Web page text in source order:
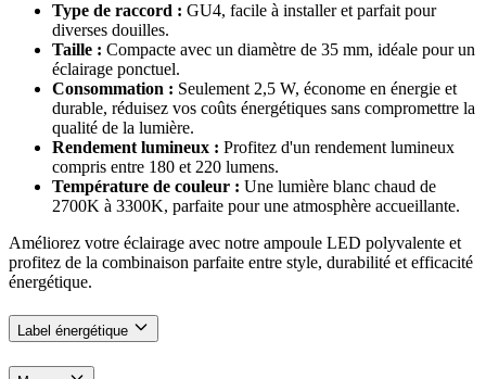
Type de raccord : GU4, facile à installer et parfait pour
diverses douilles.
Taille : Compacte avec un diamètre de 35 mm, idéale pour un
éclairage ponctuel.
Consommation : Seulement 2,5 W, économe en énergie et
durable, réduisez vos coûts énergétiques sans compromettre la
qualité de la lumière.
Rendement lumineux : Profitez d'un rendement lumineux
compris entre 180 et 220 lumens.
Température de couleur : Une lumière blanc chaud de
2700K à 3300K, parfaite pour une atmosphère accueillante.
Améliorez votre éclairage avec notre ampoule LED polyvalente et
profitez de la combinaison parfaite entre style, durabilité et efficacité
énergétique.
Label énergétique